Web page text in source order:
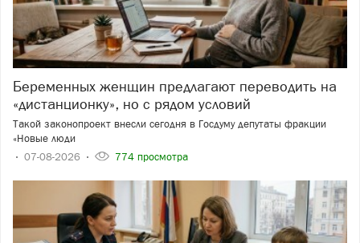
Беременных женщин предлагают переводить на
«дистанционку», но с рядом условий
Такой законопроект внесли сегодня в Госдуму депутаты фракции
«Новые люди
07-08-2026
774 просмотра